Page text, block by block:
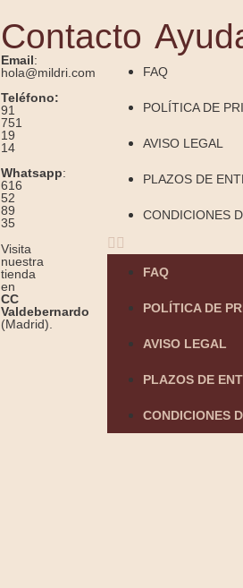
Contacto
Email:
hola@mildri.com
Teléfono:
91
751
19
14
Whatsapp:
616
52
89
35
Visita
nuestra
tienda
en
CC
Valdebernardo
(Madrid).
FAQ
POLÍTICA DE
AVISO LEGAL
PLAZOS DE
CONDICIONES
FAQ
POLÍTICA DE
AVISO LEGAL
PLAZOS DE
CONDICIONES